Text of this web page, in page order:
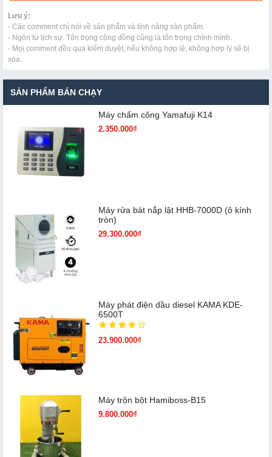
Lưu ý:
- Các comment chỉ nói về sản phẩm và tính năng sản phẩm.
- Ngôn từ lịch sự. Tôn trọng cộng đồng cũng là tôn trọng chính mình.
- Mọi comment đều qua kiểm duyệt, nếu không hợp lệ, không hợp lý sẽ bị
xóa.
SẢN PHẨM BÁN CHẠY
Máy chấm cô​ng Yamafuji K14
2.350.000₫
Máy rửa bát nắp lật HHB-7000D (ô kính
tròn)
29.300.000₫
Máy phát điện dầu diesel KAMA KDE-
6500T
23.900.000₫
Máy trộn bột Hamiboss-B15
9.800.000₫